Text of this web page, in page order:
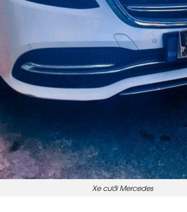
Xe cưới Mercedes